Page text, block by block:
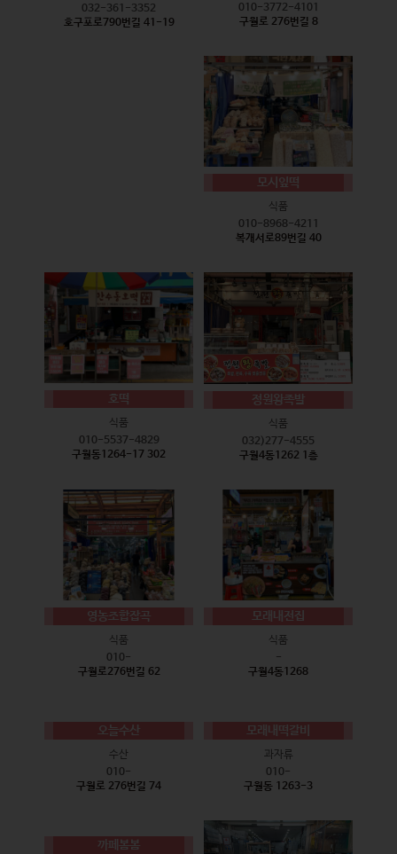
032-361-3352
호구포로790번길 41-19
010-3772-4101
구월로 276번길 8
모시잎떡
식품
010-8968-4211
복개서로89번길 40
호떡
식품
010-5537-4829
구월동1264-17 302
정원왕족발
식품
032)277-4555
구월4동1262 1층
영농조합잡곡
식품
010-
구월로276번길 62
모래내전집
식품
-
구월4동1268
오늘수산
수산
010-
구월로 276번길 74
모래내떡갈비
과자류
010-
구월동 1263-3
까페봄봄